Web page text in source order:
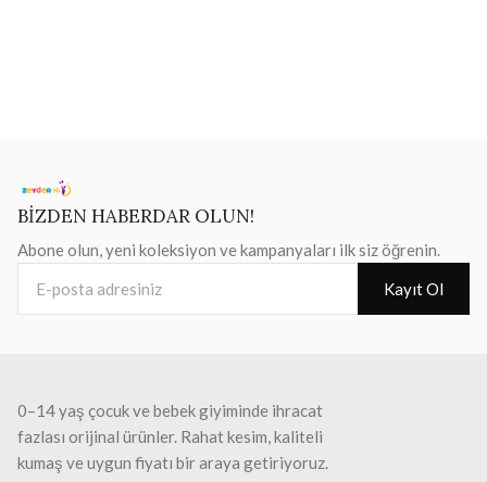
BİZDEN HABERDAR OLUN!
Abone olun, yeni koleksiyon ve kampanyaları ilk siz öğrenin.
Kayıt Ol
0–14 yaş çocuk ve bebek giyiminde ihracat
fazlası orijinal ürünler. Rahat kesim, kaliteli
kumaş ve uygun fiyatı bir araya getiriyoruz.